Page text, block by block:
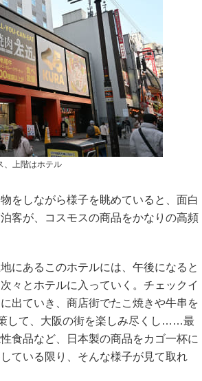
、上階はホテル
をしながら様子を眺めていると、面白
客が、コスモスの商品をかなりの高頻
にあるこのホテルには、午後になると
々とホテルに入っていく。チェックイ
出ていき、商店街でたこ焼きや牛串を
して、大阪の街を楽しみ尽くし……最
食品など、日本製の商品をカゴ一杯に
ている限り、そんな様子が見て取れ